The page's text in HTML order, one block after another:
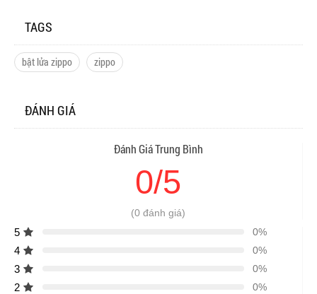
TAGS
bật lửa zippo zippo
ĐÁNH GIÁ
Đánh Giá Trung Bình
0/5
(0 đánh giá)
5 0%
4 0%
3 0%
2 0%